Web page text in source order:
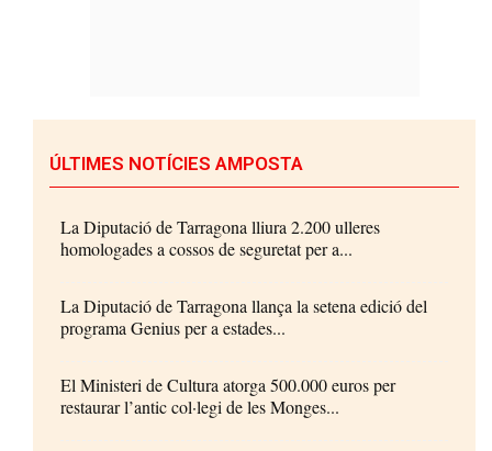
ÚLTIMES NOTÍCIES AMPOSTA
La Diputació de Tarragona lliura 2.200 ulleres
homologades a cossos de seguretat per a...
La Diputació de Tarragona llança la setena edició del
programa Genius per a estades...
El Ministeri de Cultura atorga 500.000 euros per
restaurar l’antic col·legi de les Monges...